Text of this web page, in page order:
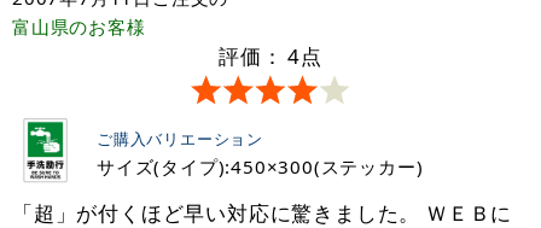
富山県のお客様
評価： 4点
ご購入バリエーション
サイズ(タイプ):450×300(ステッカー)
「超」が付くほど早い対応に驚きました。 ＷＥＢに